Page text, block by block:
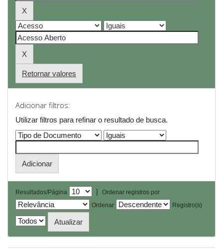
Retornar valores
Adicionar filtros:
Utilizar filtros para refinar o resultado de busca.
Resultados/Página |
Ordenar registros por
Ordenar
Registro(s)